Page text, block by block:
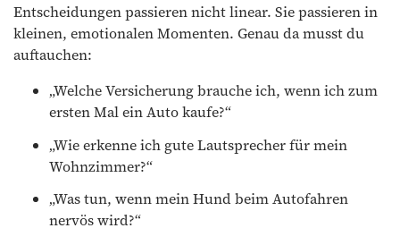
Entscheidungen passieren nicht linear. Sie passieren in
kleinen, emotionalen Momenten. Genau da musst du
auftauchen:
„Welche Versicherung brauche ich, wenn ich zum
ersten Mal ein Auto kaufe?“
„Wie erkenne ich gute Lautsprecher für mein
Wohnzimmer?“
„Was tun, wenn mein Hund beim Autofahren
nervös wird?“